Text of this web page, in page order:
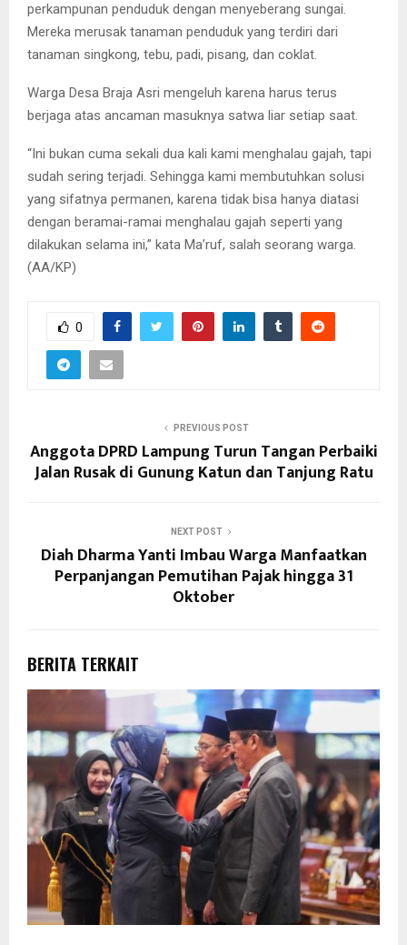
perkampunan penduduk dengan menyeberang sungai.
Mereka merusak tanaman penduduk yang terdiri dari
tanaman singkong, tebu, padi, pisang, dan coklat.
Warga Desa Braja Asri mengeluh karena harus terus
berjaga atas ancaman masuknya satwa liar setiap saat.
“Ini bukan cuma sekali dua kali kami menghalau gajah, tapi
sudah sering terjadi. Sehingga kami membutuhkan solusi
yang sifatnya permanen, karena tidak bisa hanya diatasi
dengan beramai-ramai menghalau gajah seperti yang
dilakukan selama ini,” kata Ma’ruf, salah seorang warga.
(AA/KP)
0
PREVIOUS POST
Anggota DPRD Lampung Turun Tangan Perbaiki
Jalan Rusak di Gunung Katun dan Tanjung Ratu
NEXT POST
Diah Dharma Yanti Imbau Warga Manfaatkan
Perpanjangan Pemutihan Pajak hingga 31
Oktober
BERITA TERKAIT